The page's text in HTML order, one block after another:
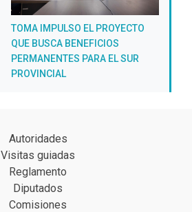
TOMA IMPULSO EL PROYECTO
QUE BUSCA BENEFICIOS
PERMANENTES PARA EL SUR
PROVINCIAL
Autoridades
Visitas guiadas
Reglamento
Diputados
Comisiones